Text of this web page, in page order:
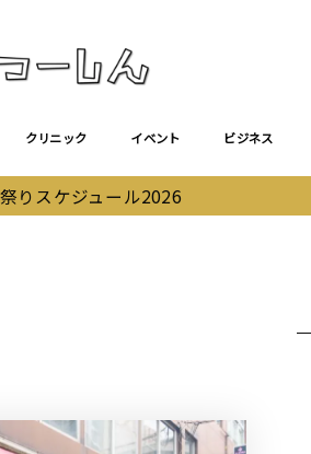
クリニック イベント ビジネス
りスケジュール2026